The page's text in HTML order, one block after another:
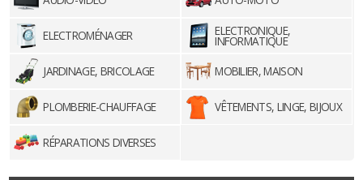
ELECTROMÉNAGER ELECTRONIQUE,
INFORMATIQUE
JARDINAGE, BRICOLAGE
MOBILIER, MAISON
PLOMBERIE-CHAUFFAGE VÊTEMENTS, LINGE, BIJOUX
RÉPARATIONS DIVERSES